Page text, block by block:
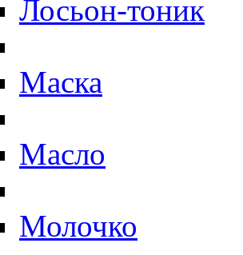
Лосьон-тоник
Маска
Масло
Молочко